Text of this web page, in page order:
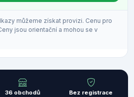
můžeme získat provizi. Cenu pro
jsou orientační a mohou se v
36 obchodů Bez registrace